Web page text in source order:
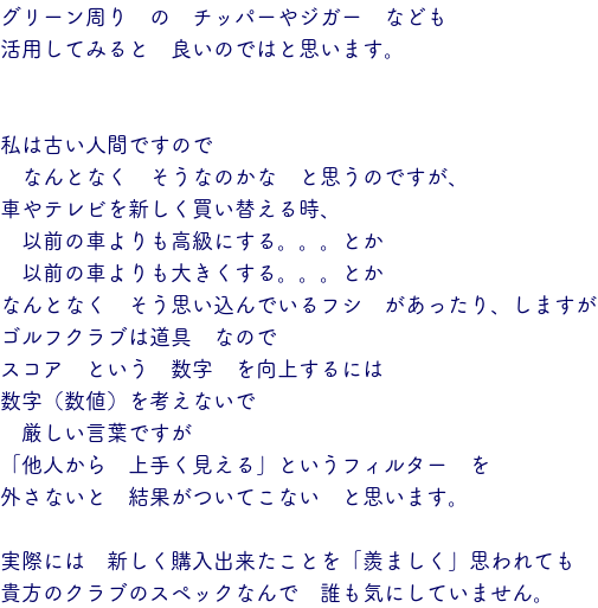
グリーン周り　の　チッパーやジガー　なども
活用してみると　良いのではと思います。
私は古い人間ですので
なんとなく　そうなのかな　と思うのですが、
車やテレビを新しく買い替える時、
以前の車よりも高級にする。。。とか
以前の車よりも大きくする。。。とか
なんとなく　そう思い込んでいるフシ　があったり、しますが
ゴルフクラブは道具　なので
スコア　という　数字　を向上するには
数字（数値）を考えないで
厳しい言葉ですが
「他人から　上手く見える」というフィルター　を
外さないと　結果がついてこない　と思います。
実際には　新しく購入出来たことを「羨ましく」思われても
貴方のクラブのスペックなんで　誰も気にしていません。